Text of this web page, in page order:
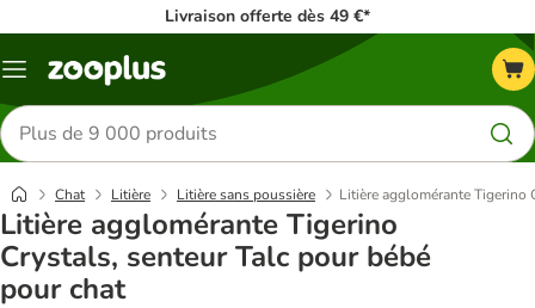
Livraison offerte dès 49 €*
Menu
Rechercher
des
produits
Chat Litière Litière sans poussière Litière agglomérante Tigerino
Litière agglomérante Tigerino
Crystals, senteur Talc pour bébé
pour chat